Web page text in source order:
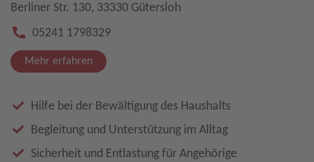
Berliner Str. 130, 33330 Gütersloh
05241 1798329
Mehr erfahren
Hilfe bei der Bewältigung des Haushalts
Begleitung und Unterstützung im Alltag
Sicherheit und Entlastung für Angehörige